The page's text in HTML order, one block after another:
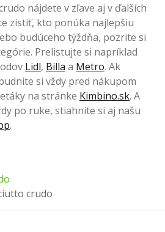
nájdete v zľave aj v ďalších
zistiť, kto ponúka najlepšiu
budúceho týždňa, pozrite si
Prelistujte si napríklad
Lidl, Billa a Metro. Ak
si vždy pred nákupom
na stránke Kimbino.sk. A
po ruke, stiahnite si aj našu
.
crudo